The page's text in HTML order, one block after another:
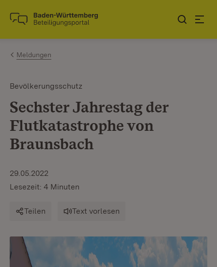
Zum Inhalt springen
Link zur Startseite
Meldungen
Bevölkerungsschutz
Sechster Jahrestag der
Flutkatastrophe von
Braunsbach
29.05.2022
Lesezeit: 4 Minuten
Teilen Text vorlesen